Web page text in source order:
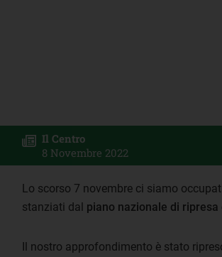
Il Centro
8 Novembre 2022
Lo scorso 7 novembre ci siamo
stanziati dal piano nazionale di
Il nostro approfondimento è stato